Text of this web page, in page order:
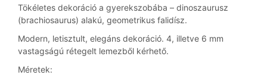
Tökéletes dekoráció a gyerekszobába – dinoszaurusz
(brachiosaurus) alakú, geometrikus falidísz.
Modern, letisztult, elegáns dekoráció. 4, illetve 6 mm
vastagságú rétegelt lemezből kérhető.
Méretek: